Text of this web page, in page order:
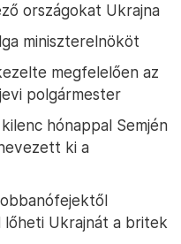
országokat Ukrajna
miniszterelnököt
megfelelően az
polgármester
hónappal Semjén
ki a
Ukrajnát a britek